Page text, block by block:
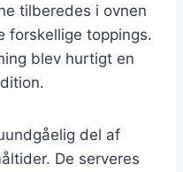
tilberedes i ovnen
forskellige toppings.
blev hurtigt en
del af
De serveres